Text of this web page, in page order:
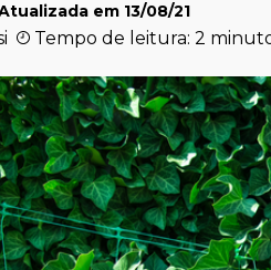
em 13/08/21
Tempo de leitura: 2